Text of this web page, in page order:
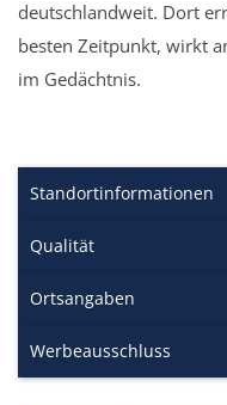
deutschlandweit. Dort
besten Zeitpunkt, wirkt
im Gedächtnis.
Standortinformationen
Qualität
Ortsangaben
Werbeausschluss